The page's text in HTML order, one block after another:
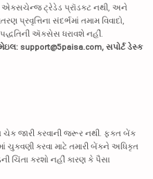
ટ્રેડેડ પ્રૉડક્ટ નથી, અને
પ્રવૃત્તિના સંદર્ભમાં તમામ વિવાદો,
ઍક્સેસ ધરાવશે નહીં.
support@5paisa.com, સપોર્ટ ડેસ્ક
ચેક જારી કરવાની જરૂર નથી. ફક્ત બેંક
ચુકવણી કરવા માટે તમારી બેંકને અધિકૃત
ચિંતા કરશો નહીં કારણ કે પૈસા